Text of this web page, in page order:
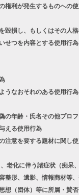
利が発生するものへの
損し、もしくはその人
つを内容とする使用行為
なおそれのある使用行
年齢・氏名その他プロ
える使用行為
意を要する題材に関し
化に伴う諸症状（痴呆
整形、遺影、情報商材等
（団体）等に所属・賛